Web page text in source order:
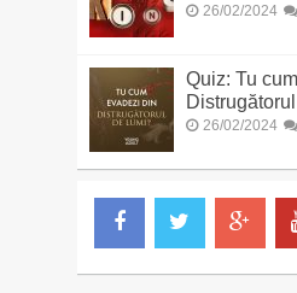
26/02/2024
Quiz: Tu
26/02/2024